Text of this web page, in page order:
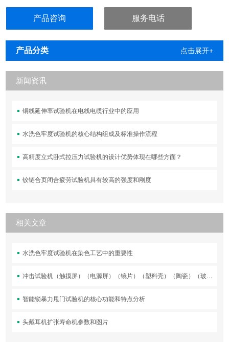
产品咨询 服务电话
产品分类 点击展开+
新闻资讯
铜线延伸率试验机在电线电缆行业中的应用
水洗色牢度试验机的核心结构组成及标准操作流程
高精度立式卧式拉压力试验机的设计优势体现在哪些方面？
铰链合页闭合疲劳试验机具有较高的强度和刚度
相关文章
水洗色牢度试验机在染色工艺中的重要性
冲击试验机（触摸屏）（电源屏）（镜片）（塑料壳）（陶瓷）（玻璃）落球冲击测试机
智能锁暴力甩门试验机的核心功能和特点分析
头戴耳机扩张寿命机参数和图片